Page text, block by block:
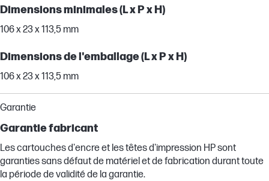
Dimensions minimales (L x P x H)
106 x 23 x 113,5 mm
Dimensions de l'emballage (L x P x H)
106 x 23 x 113,5 mm
Garantie
Garantie fabricant
Les cartouches d'encre et les têtes d'impression HP sont
garanties sans défaut de matériel et de fabrication durant toute
la période de validité de la garantie.